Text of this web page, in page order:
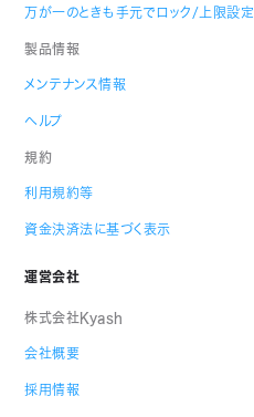
万が一のときも手元でロック/上限設定
製品情報
メンテナンス情報
ヘルプ
規約
利用規約等
資金決済法に基づく表示
運営会社
株式会社Kyash
会社概要
採用情報